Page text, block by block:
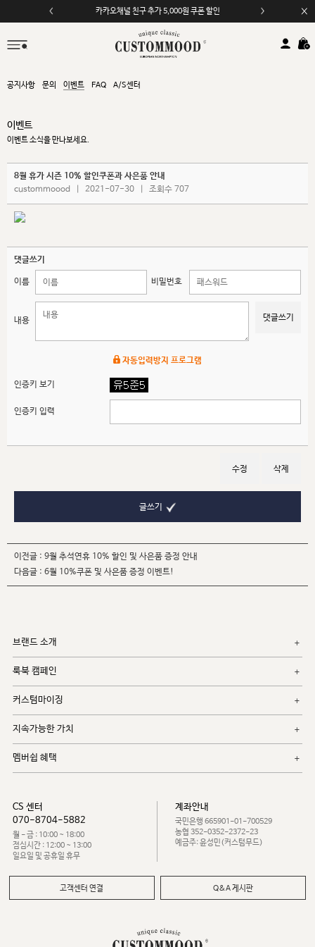
카카오채널 친구 추가 5,000원 쿠폰 할인
공지사항 문의 이벤트 FAQ A/S센터
이벤트
이벤트 소식을 만나보세요.
8월 휴가 시즌 10% 할인쿠폰과 사은품 안내
custommoood
2021-07-30 조회수 707
댓글쓰기
이름 비밀번호
내용 댓글쓰기
자동입력방지 프로그램
인증키 보기
인증키 입력
수정 삭제
글쓰기
이전글 : 9월 추석연휴 10% 할인 및 사은품 증정 안내
다음글 : 6월 10%쿠폰 및 사은품 증정 이벤트!
브랜드 소개
룩북 캠페인
커스텀마이징
지속가능한 가치
멤버쉽 혜택
CS 센터
070-8704-5882
월 - 금 : 10:00 ~ 18:00
점심시간 : 12:00 ~ 13:00
일요일 및 공휴일 휴무
계좌안내
국민은행 665901-01-700529
농협 352-0352-2372-23
예금주: 윤성민(커스텀무드)
고객센터 연결 Q&A 게시판